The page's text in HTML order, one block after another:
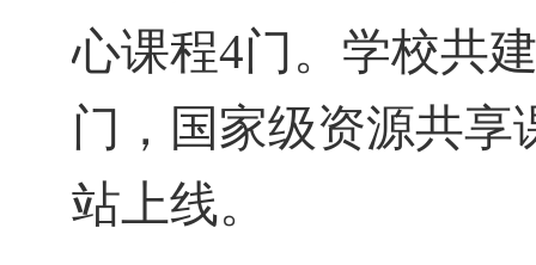
心课程4门。学校共
门，国家级资源共享
站上线。